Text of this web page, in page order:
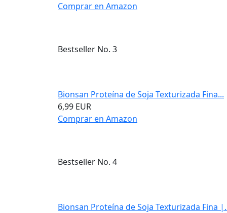
Comprar en Amazon
Bestseller No. 3
Bionsan Proteína de Soja Texturizada Fina...
6,99 EUR
Comprar en Amazon
Bestseller No. 4
Bionsan Proteína de Soja Texturizada Fina